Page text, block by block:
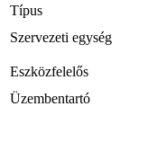
Típus
Szervezeti egység
Eszközfelelős
Üzembentartó